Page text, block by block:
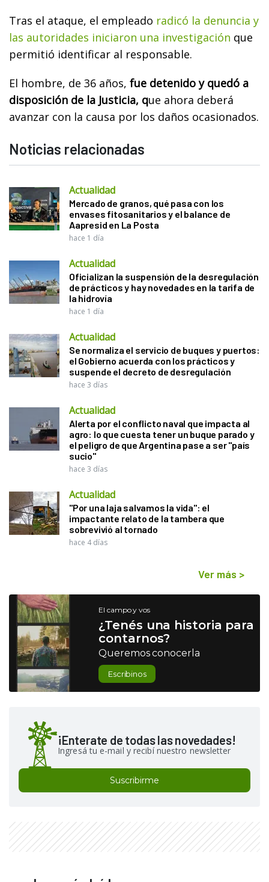
Tras el ataque, el empleado radicó la denuncia y
las autoridades iniciaron una investigación que
permitió identificar al responsable.
El hombre, de 36 años, fue detenido y quedó a
disposición de la Justicia, que ahora deberá
avanzar con la causa por los daños ocasionados.
Noticias relacionadas
Actualidad
Mercado de granos, qué pasa con los
envases fitosanitarios y el balance de
Aapresid en La Posta
hace 1 día
Actualidad
Oficializan la suspensión de la desregulación
de prácticos y hay novedades en la tarifa de
la hidrovía
hace 1 día
Actualidad
Se normaliza el servicio de buques y puertos:
el Gobierno acuerda con los prácticos y
suspende el decreto de desregulación
hace 3 días
Actualidad
Alerta por el conflicto naval que impacta al
agro: lo que cuesta tener un buque parado y
el peligro de que Argentina pase a ser "país
sucio"
hace 3 días
Actualidad
"Por una laja salvamos la vida": el
impactante relato de la tambera que
sobrevivió al tornado
hace 4 días
Ver más >
El campo y vos
¿Tenés una historia para
contarnos?
Queremos conocerla
Escribinos
¡Enterate de todas las novedades!
Ingresá tu e-mail y recibí nuestro newsletter
Suscribirme